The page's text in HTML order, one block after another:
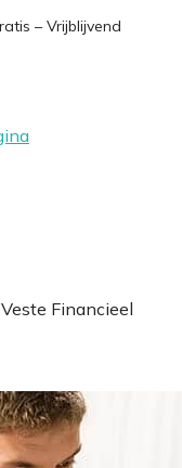
– Vrijblijvend
Financieel